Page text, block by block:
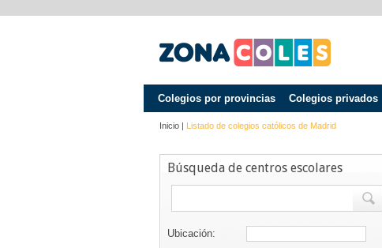
Colegios por provincias Colegios privados
Inicio | Listado de colegios católicos de Madrid
Búsqueda de centros escolares
Ubicación: